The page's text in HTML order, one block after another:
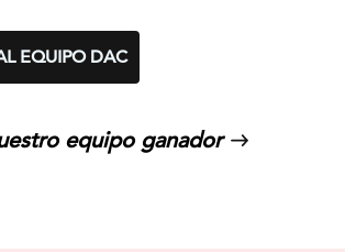
EQUIPO DAC
equipo ganador